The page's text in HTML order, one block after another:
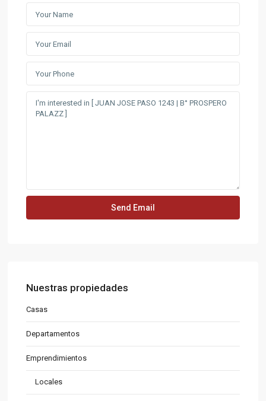
Nuestras propiedades
Casas
Departamentos
Emprendimientos
Locales